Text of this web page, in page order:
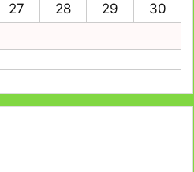
27 28 29
30